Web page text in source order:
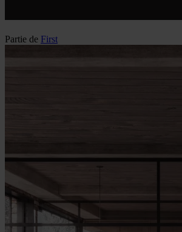
Partie de First